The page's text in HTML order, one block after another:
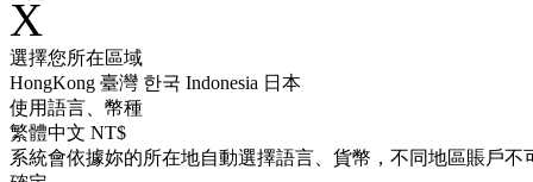
選擇您所在區域
HongKong 臺灣 한국 Indonesia 日本
使用語言、幣種
繁體中文 NT$
系統會依據妳的所在地自動選擇語言、貨幣，不同地區賬戶